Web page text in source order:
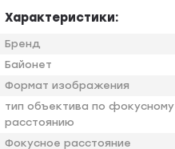
Характеристики:
Бренд
Байонет
Формат изображения
тип объектива по фокусному
расстоянию
Фокусное расстояние